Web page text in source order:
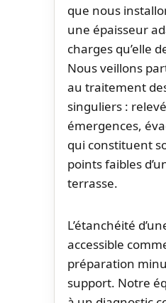
que nous
une épaisseur
charges qu’elle
Nous veillons
au traitement
singuliers :
émergences,
qui constituent
points faibles
terrasse.
L’étanchéité
accessible
préparation
support. Notre